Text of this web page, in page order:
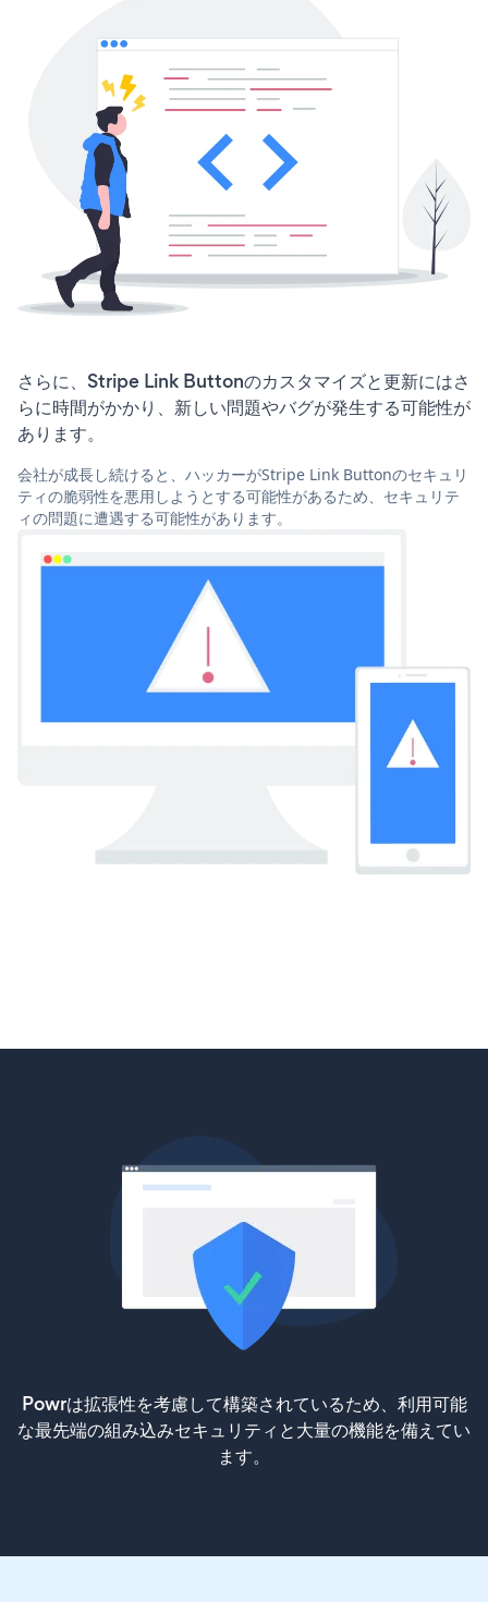
さらに、Stripe Link Buttonのカスタマイズと更新にはさ
らに時間がかかり、新しい問題やバグが発生する可能性が
あります。
会社が成長し続けると、ハッカーがStripe Link Buttonのセキュリ
ティの脆弱性を悪用しようとする可能性があるため、セキュリテ
ィの問題に遭遇する可能性があります。
Powrは拡張性を考慮して構築されているため、利用可能
な最先端の組み込みセキュリティと大量の機能を備えてい
ます。